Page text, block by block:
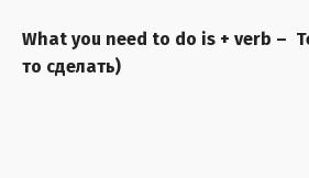
What you need to do is + verb –
то сделать)